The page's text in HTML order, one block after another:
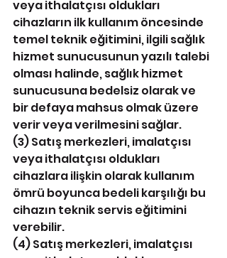
veya ithalatçısı oldukları
cihazların ilk kullanım öncesinde
temel teknik eğitimini, ilgili sağlık
hizmet sunucusunun yazılı talebi
olması halinde, sağlık hizmet
sunucusuna bedelsiz olarak ve
bir defaya mahsus olmak üzere
verir veya verilmesini sağlar.
(3) Satış merkezleri, imalatçısı
veya ithalatçısı oldukları
cihazlara ilişkin olarak kullanım
ömrü boyunca bedeli karşılığı bu
cihazın teknik servis eğitimini
verebilir.
(4) Satış merkezleri, imalatçısı